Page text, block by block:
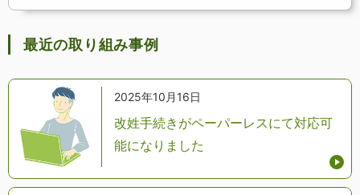
最近の取り組み事例
2025年10月16日
改姓手続きがペーパーレスにて対応可
能になりました